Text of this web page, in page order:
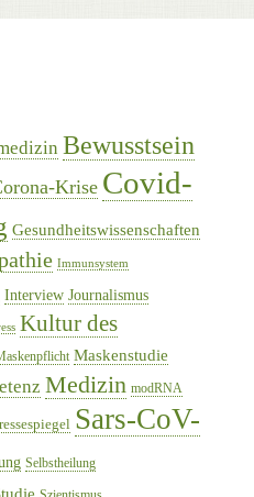
Bewusstsein
Krise Covid-
Gesundheitswissenschaften
Immunsystem
Interview Journalismus
Kultur des
Maskenstudie
Medizin modRNA
Sars-CoV-
Selbstheilung